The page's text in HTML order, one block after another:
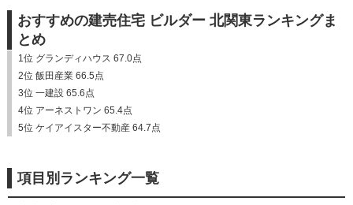
おすすめの建売住宅 ビルダー 北関東ランキングま
とめ
1位 グランディハウス 67.0点
2位 飯田産業 66.5点
3位 一建設 65.6点
4位 アーネストワン 65.4点
5位 ケイアイスター不動産 64.7点
項目別ランキング一覧